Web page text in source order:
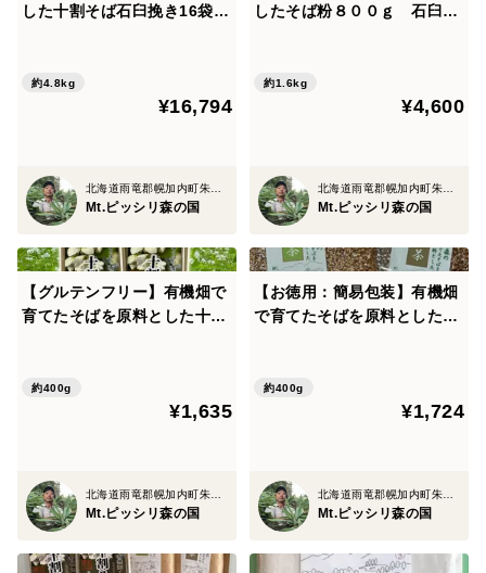
した十割そば石臼挽き16袋
約4.8kg
¥16,794
北海道雨竜郡幌加内町朱鞠内
Mt.ピッシリ森の国
したそば粉８００ｇ 石臼挽
約1.6kg
¥4,600
北海道雨竜郡幌加内町朱鞠内
Mt.ピッシリ森の国
【グルテンフリー】有機畑で
育てたそばを原料とした十割
約400g
¥1,635
Mt.ピッシリ森の国
【お徳用：簡易包装】有機畑
で育てたそばを原料としたそ
約400g
¥1,724
Mt.ピッシリ森の国